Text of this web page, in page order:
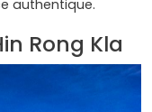
authentique.
Rong Kla